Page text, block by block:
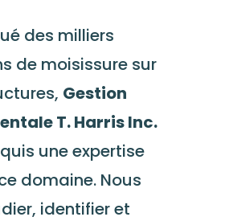
des milliers
de moisissure sur
Gestion
T. Harris Inc.
une expertise
domaine. Nous
identifier et